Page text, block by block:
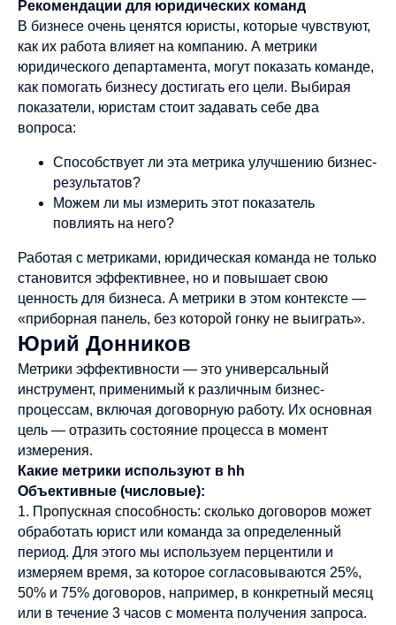
Рекомендации для юридических команд
В бизнесе очень ценятся юристы, которые чувствуют,
как их работа влияет на компанию. А метрики
юридического департамента, могут показать команде,
как помогать бизнесу достигать его цели. Выбирая
показатели, юристам стоит задавать себе два
вопроса:
Способствует ли эта метрика улучшению бизнес-
результатов?
Можем ли мы измерить этот показатель
повлиять на него?
Работая с метриками, юридическая команда не только
становится эффективнее, но и повышает свою
ценность для бизнеса. А метрики в этом контексте —
«приборная панель, без которой гонку не выиграть».
Юрий Донников
Метрики эффективности — это универсальный
инструмент, применимый к различным бизнес-
процессам, включая договорную работу. Их основная
цель — отразить состояние процесса в момент
измерения.
Какие метрики используют в hh
Объективные (числовые):
1. Пропускная способность: сколько договоров может
обработать юрист или команда за определенный
период. Для этого мы используем перцентили и
измеряем время, за которое согласовываются 25%,
50% и 75% договоров, например, в конкретный месяц
или в течение 3 часов с момента получения запроса.